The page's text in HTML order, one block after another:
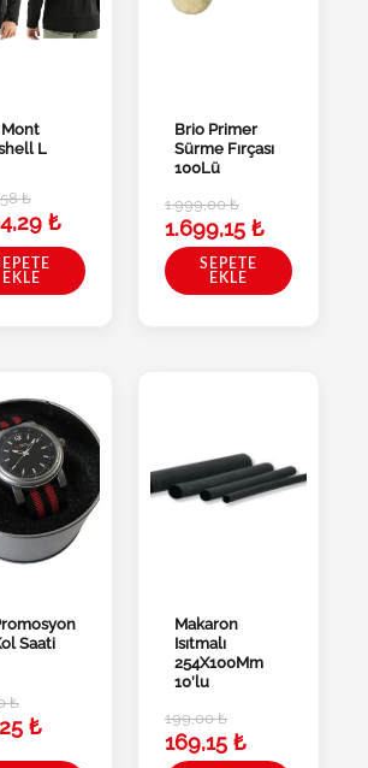
L
₺
₺
EKLE
Brio Primer
Sürme Fırçası
100Lü
1.999,00₺
1.699,15 ₺
SEPETE
EKLE
Saati
₺
₺
Makaron
Isıtmalı
254X100Mm
10’lu
199,00₺
169,15 ₺